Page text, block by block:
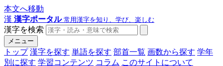
本文へ移動
漢 漢字ポータル 常用漢字を知り、学び、楽しむ
漢字を検索
メニュー
トップ 漢字を探す 単語を探す 部首一覧 画数から探す 学年
別に探す 学習コンテンツ コラム このサイトについて